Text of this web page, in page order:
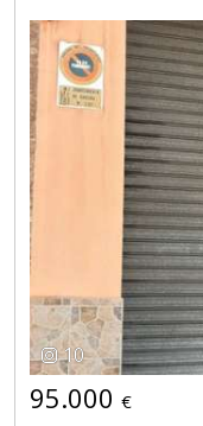
10
95.000 €